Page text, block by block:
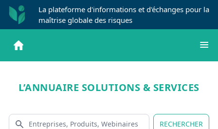
La plateforme d'informations et d'échanges pour la
maîtrise globale des risques
L’ANNUAIRE SOLUTIONS & SERVICES
RECHERCHER